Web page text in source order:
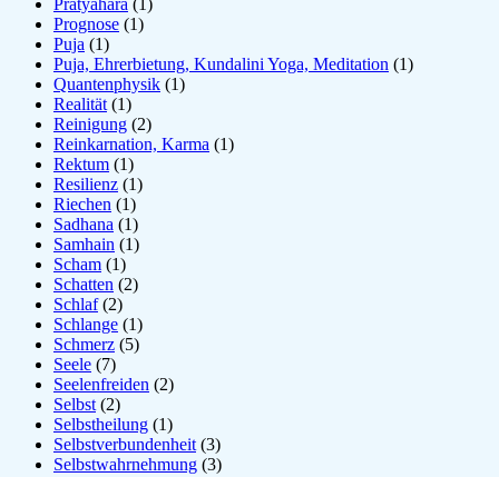
Prognose (1)
Puja (1)
Puja, Ehrerbietung, Kundalini Yoga, Meditation (1)
Quantenphysik (1)
Realität (1)
Reinigung (2)
Reinkarnation, Karma (1)
Rektum (1)
Resilienz (1)
Riechen (1)
Sadhana (1)
Samhain (1)
Scham (1)
Schatten (2)
Schlaf(2)
Schlange (1)
Schmerz (5)
Seele (7)
Seelenfreiden (2)
Selbst (2)
Selbstheilung (1)
Selbstverbundenheit (3)
Selbstwahrnehmung (3)